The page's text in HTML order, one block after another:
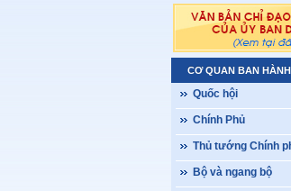
CƠ QUAN BAN HÀNH
Quốc hội
Chính Phủ
Thủ tướng Chính
Bộ và ngang bộ